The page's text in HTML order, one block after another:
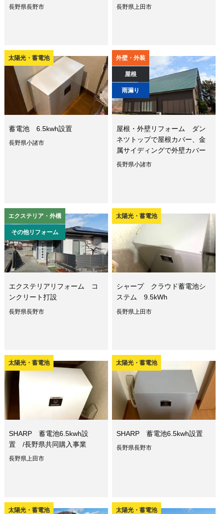
長野県長野市 長野県上田市
太陽光・蓄電池
蓄電池 6.5kwh設置
長野県小諸市
外壁・外装
屋根
雨漏り
屋根・外壁リフォーム ダン
ネツトップで屋根カバー、金
属サイディングで外壁カバー
長野県小諸市
エクステリア・外構
その他リフォーム
エクステリアリフォーム コ
ンクリート打設
長野県長野市
太陽光・蓄電池
シャープ クラウド蓄電池シ
ステム 9.5kWh
長野県上田市
太陽光・蓄電池
SHARP 蓄電池6.5kwh設
置 /長野県共同購入事業
長野県上田市
太陽光・蓄電池
SHARP 蓄電池6.5kwh設置
長野県長野市
太陽光・蓄電池 太陽光・蓄電池